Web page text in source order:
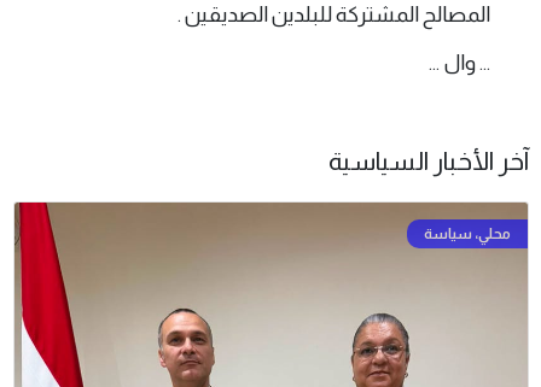
المصالح المشتركة للبلدين الصديقين .
... وال ...
آخر الأخبار السياسية